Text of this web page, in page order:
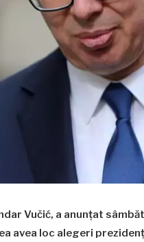
Vučić, a anunțat
avea loc alegeri